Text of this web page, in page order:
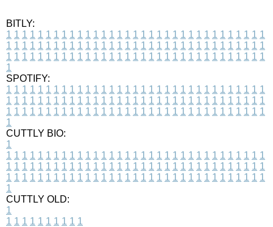
BITLY:
1 1 1 1 1 1 1 1 1 1 1 1 1 1 1 1 1 1 1 1 1 1 1 1 1 1 1 1 1 1 1 1 1
1 1 1 1 1 1 1 1 1 1 1 1 1 1 1 1 1 1 1 1 1 1 1 1 1 1 1 1 1 1 1 1 1
1 1 1 1 1 1 1 1 1 1 1 1 1 1 1 1 1 1 1 1 1 1 1 1 1 1 1 1 1 1 1 1 1
1
SPOTIFY:
1 1 1 1 1 1 1 1 1 1 1 1 1 1 1 1 1 1 1 1 1 1 1 1 1 1 1 1 1 1 1 1 1
1 1 1 1 1 1 1 1 1 1 1 1 1 1 1 1 1 1 1 1 1 1 1 1 1 1 1 1 1 1 1 1 1
1 1 1 1 1 1 1 1 1 1 1 1 1 1 1 1 1 1 1 1 1 1 1 1 1 1 1 1 1 1 1 1 1
1
CUTTLY BIO:
1
1 1 1 1 1 1 1 1 1 1 1 1 1 1 1 1 1 1 1 1 1 1 1 1 1 1 1 1 1 1 1 1 1
1 1 1 1 1 1 1 1 1 1 1 1 1 1 1 1 1 1 1 1 1 1 1 1 1 1 1 1 1 1 1 1 1
1 1 1 1 1 1 1 1 1 1 1 1 1 1 1 1 1 1 1 1 1 1 1 1 1 1 1 1 1 1 1 1 1
1
CUTTLY OLD:
1
1 1 1 1 1 1 1 1 1 1